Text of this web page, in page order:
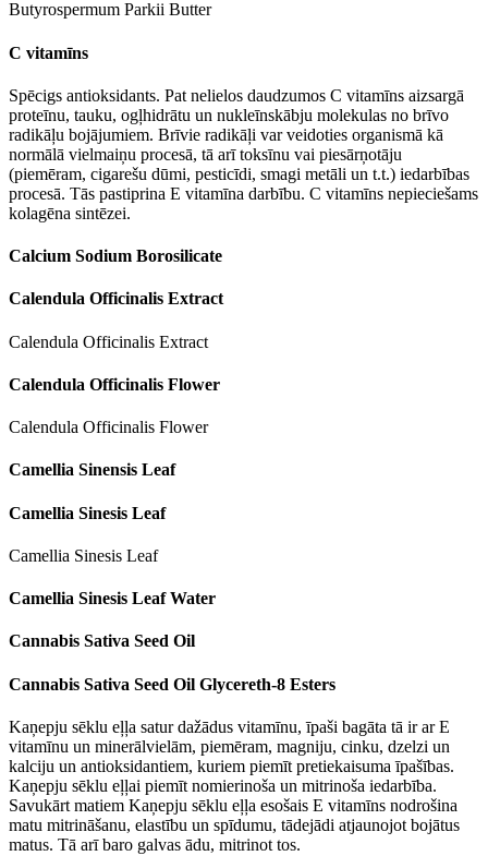
Butyrospermum Parkii Butter
C vitamīns
Spēcigs antioksidants. Pat nelielos daudzumos C vitamīns aizsargā
proteīnu, tauku, ogļhidrātu un nukleīnskābju molekulas no brīvo
radikāļu bojājumiem. Brīvie radikāļi var veidoties organismā kā
normālā vielmaiņu procesā, tā arī toksīnu vai piesārņotāju
(piemēram, cigarešu dūmi, pesticīdi, smagi metāli un t.t.) iedarbības
procesā. Tās pastiprina E vitamīna darbību. C vitamīns nepieciešams
kolagēna sintēzei.
Calcium Sodium Borosilicate
Calendula Officinalis Extract
Calendula Officinalis Extract
Calendula Officinalis Flower
Calendula Officinalis Flower
Camellia Sinensis Leaf
Camellia Sinesis Leaf
Camellia Sinesis Leaf
Camellia Sinesis Leaf Water
Cannabis Sativa Seed Oil
Cannabis Sativa Seed Oil Glycereth-8 Esters
Kaņepju sēklu eļļa satur dažādus vitamīnu, īpaši bagāta tā ir ar E
vitamīnu un minerālvielām, piemēram, magniju, cinku, dzelzi un
kalciju un antioksidantiem, kuriem piemīt pretiekaisuma īpašības.
Kaņepju sēklu eļļai piemīt nomierinoša un mitrinoša iedarbība.
Savukārt matiem Kaņepju sēklu eļļa esošais E vitamīns nodrošina
matu mitrināšanu, elastību un spīdumu, tādejādi atjaunojot bojātus
matus. Tā arī baro galvas ādu, mitrinot tos.